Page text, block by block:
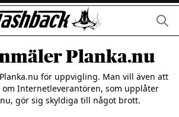
Planka.nu
för uppvigling. Man vill även att
Internetleverantören, som upplåter
gör sig skyldiga till något brott.